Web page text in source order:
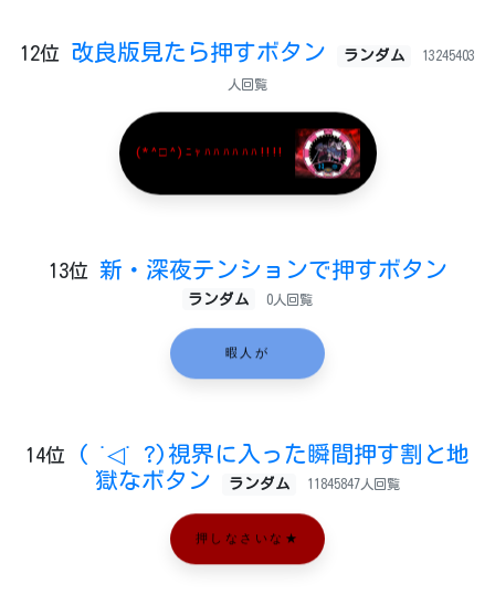
12位 改良版見たら押すボタン ランダム 13245403
人回覧
(*^□^)ﾆｬﾊﾊﾊﾊﾊﾊ!!!!
13位 新・深夜テンションで押すボタン
ランダム 0人回覧
暇人が
14位
( ˙◁˙ ?)視界に入った瞬間押す割と地
獄なボタン
ランダム 11845847人回覧
押しなさいな★